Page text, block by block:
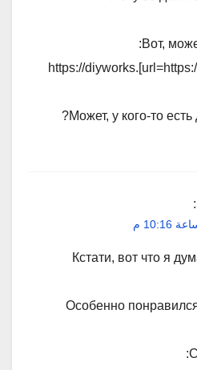
Вот,
[url=https://diyworks.ru]https://diyworks.
Может, у кого-то
Кстати, вот что я
Особенно